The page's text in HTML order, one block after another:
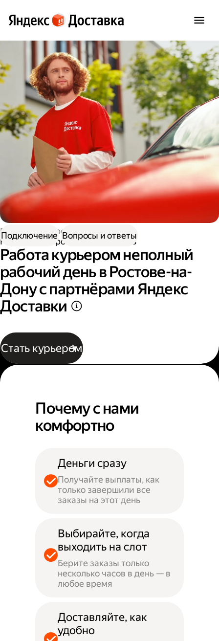
Работа курьером
Работа курьером неполный день
Работа курьером неполный
рабочий день в Ростове-на-
Дону с партнёрами Яндекс
Доставки
Стать курьером
Подключение Вопросы и ответы
Почему с нами
комфортно
Деньги сразу
Получайте выплаты, как
только завершили все
заказы на этот день
Выбирайте, когда
выходить на слот
Берите заказы только
несколько часов в день — в
любое время
Доставляйте, как
удобно